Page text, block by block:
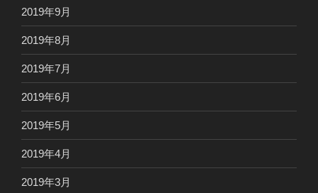
2019年9月
2019年8月
2019年7月
2019年6月
2019年5月
2019年4月
2019年3月